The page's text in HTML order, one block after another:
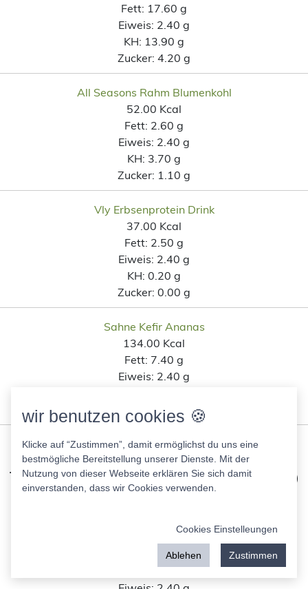
Fett: 17.60 g
Eiweis: 2.40 g
KH: 13.90 g
Zucker: 4.20 g
All Seasons Rahm Blumenkohl
52.00 Kcal
Fett: 2.60 g
Eiweis: 2.40 g
KH: 3.70 g
Zucker: 1.10 g
Vly Erbsenprotein Drink
37.00 Kcal
Fett: 2.50 g
Eiweis: 2.40 g
KH: 0.20 g
Zucker: 0.00 g
Sahne Kefir Ananas
134.00 Kcal
Fett: 7.40 g
Eiweis: 2.40 g
12.70 g
Ähnliche Lebensmittel wie Asia
Thai Hot Chili Nudeln (zubereitet)
KNORR nach Kohlenhydratanteil
38.00 Kcal
0.50 g
wir benutzen cookies 🍪
Klicke auf “Zustimmen”, damit ermöglichst du uns eine
bestmögliche Bereitstellung unserer Dienste. Mit der
Nutzung von dieser Webseite erklären Sie sich damit
einverstanden, dass wir Cookies verwenden.
Cookies Einstelleungen
Ablehen Zustimmen